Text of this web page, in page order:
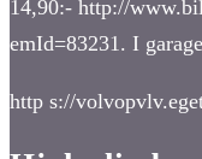
14,90:- http://
emId=83231. I
http s://